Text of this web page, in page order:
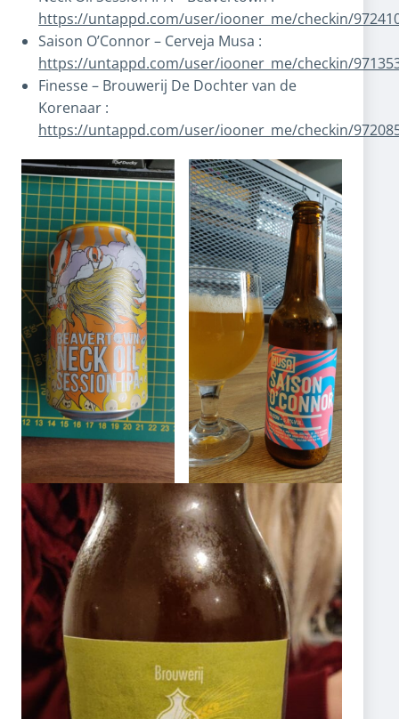
https://untappd.com/user/iooner_me/checkin/
Saison O’Connor – Cerveja Musa :
https://untappd.com/user/iooner_me/checkin/
Finesse – Brouwerij De Dochter van de
Korenaar :
https://untappd.com/user/iooner_me/checkin/